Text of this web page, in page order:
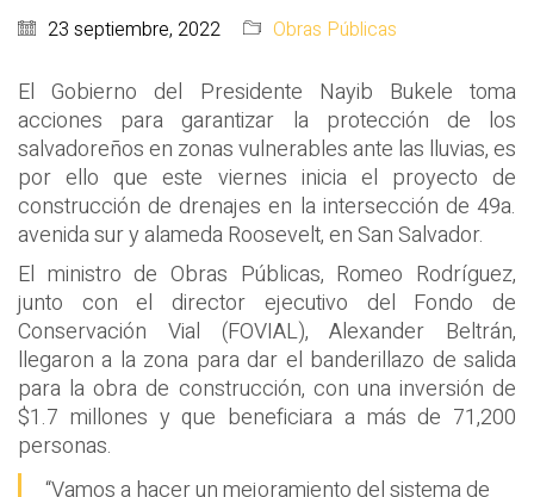
23 septiembre, 2022 Obras Públicas
El Gobierno del Presidente Nayib Bukele toma
acciones para garantizar la protección de los
salvadoreños en zonas vulnerables ante las lluvias, es
por ello que este viernes inicia el proyecto de
construcción de drenajes en la intersección de 49a.
avenida sur y alameda Roosevelt, en San Salvador.
El ministro de Obras Públicas, Romeo Rodríguez,
junto con el director ejecutivo del Fondo de
Conservación Vial (FOVIAL), Alexander Beltrán,
llegaron a la zona para dar el banderillazo de salida
para la obra de construcción, con una inversión de
$1.7 millones y que beneficiara a más de 71,200
personas.
“Vamos a hacer un mejoramiento del sistema de